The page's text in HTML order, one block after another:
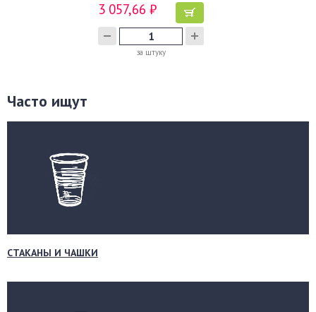
3 057,66 ₽
за штуку
Часто ищут
СТАКАНЫ И ЧАШКИ